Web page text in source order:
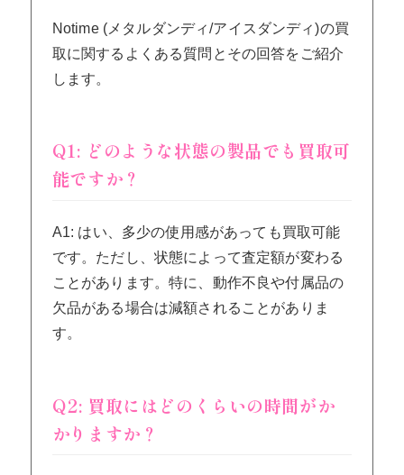
Notime (メタルダンディ/アイスダンディ)の買
取に関するよくある質問とその回答をご紹介
します。
Q1: どのような状態の製品でも買取可
能ですか？
A1: はい、多少の使用感があっても買取可能
です。ただし、状態によって査定額が変わる
ことがあります。特に、動作不良や付属品の
欠品がある場合は減額されることがありま
す。
Q2: 買取にはどのくらいの時間がか
かりますか？